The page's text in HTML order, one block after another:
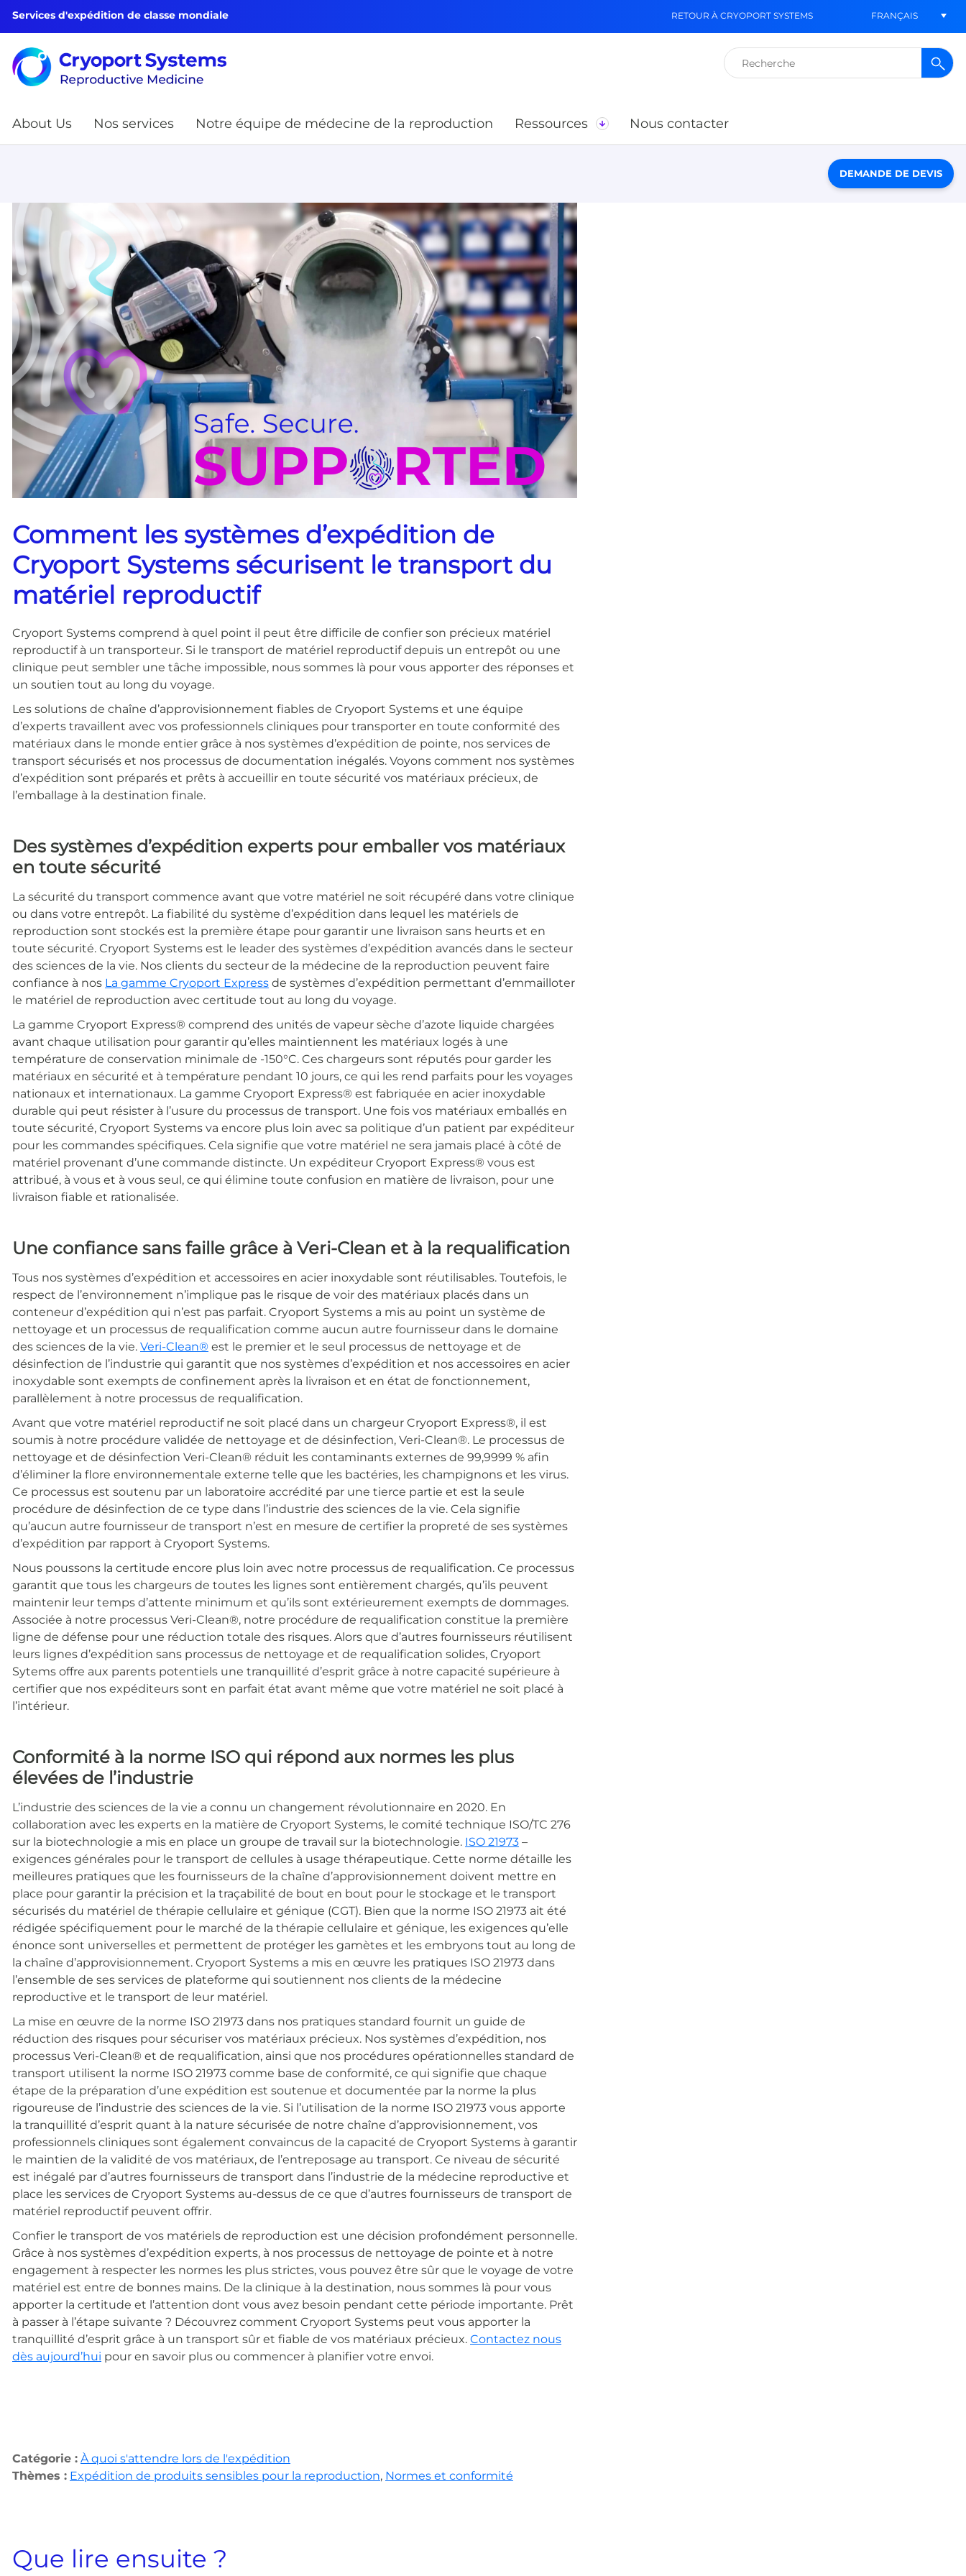
Services d'expédition de classe mondiale RETOUR À CRYOPORT SYSTEMS FRANÇAIS
Rechercher :
About Us Nos services Notre équipe de médecine de la reproduction Ressources Nous contacter
DEMANDE DE DEVIS
Comment les systèmes d’expédition de
Cryoport Systems sécurisent le transport du
matériel reproductif
Cryoport Systems comprend à quel point il peut être difficile de confier son précieux matériel
reproductif à un transporteur. Si le transport de matériel reproductif depuis un entrepôt ou une
clinique peut sembler une tâche impossible, nous sommes là pour vous apporter des réponses et
un soutien tout au long du voyage.
Les solutions de chaîne d’approvisionnement fiables de Cryoport Systems et une équipe
d’experts travaillent avec vos professionnels cliniques pour transporter en toute conformité des
matériaux dans le monde entier grâce à nos systèmes d’expédition de pointe, nos services de
transport sécurisés et nos processus de documentation inégalés. Voyons comment nos systèmes
d’expédition sont préparés et prêts à accueillir en toute sécurité vos matériaux précieux, de
l’emballage à la destination finale.
Des systèmes d’expédition experts pour emballer vos matériaux
en toute sécurité
La sécurité du transport commence avant que votre matériel ne soit récupéré dans votre clinique
ou dans votre entrepôt. La fiabilité du système d’expédition dans lequel les matériels de
reproduction sont stockés est la première étape pour garantir une livraison sans heurts et en
toute sécurité. Cryoport Systems est le leader des systèmes d’expédition avancés dans le secteur
des sciences de la vie. Nos clients du secteur de la médecine de la reproduction peuvent faire
confiance à nos La gamme Cryoport Express de systèmes d’expédition permettant d’emmailloter
le matériel de reproduction avec certitude tout au long du voyage.
La gamme Cryoport Express® comprend des unités de vapeur sèche d’azote liquide chargées
avant chaque utilisation pour garantir qu’elles maintiennent les matériaux logés à une
température de conservation minimale de -150°C. Ces chargeurs sont réputés pour garder les
matériaux en sécurité et à température pendant 10 jours, ce qui les rend parfaits pour les voyages
nationaux et internationaux. La gamme Cryoport Express® est fabriquée en acier inoxydable
durable qui peut résister à l’usure du processus de transport. Une fois vos matériaux emballés en
toute sécurité, Cryoport Systems va encore plus loin avec sa politique d’un patient par expéditeur
pour les commandes spécifiques. Cela signifie que votre matériel ne sera jamais placé à côté de
matériel provenant d’une commande distincte. Un expéditeur Cryoport Express® vous est
attribué, à vous et à vous seul, ce qui élimine toute confusion en matière de livraison, pour une
livraison fiable et rationalisée.
Une confiance sans faille grâce à Veri-Clean et à la requalification
Tous nos systèmes d’expédition et accessoires en acier inoxydable sont réutilisables. Toutefois, le
respect de l’environnement n’implique pas le risque de voir des matériaux placés dans un
conteneur d’expédition qui n’est pas parfait. Cryoport Systems a mis au point un système de
nettoyage et un processus de requalification comme aucun autre fournisseur dans le domaine
des sciences de la vie. Veri-Clean® est le premier et le seul processus de nettoyage et de
désinfection de l’industrie qui garantit que nos systèmes d’expédition et nos accessoires en acier
inoxydable sont exempts de confinement après la livraison et en état de fonctionnement,
parallèlement à notre processus de requalification.
Avant que votre matériel reproductif ne soit placé dans un chargeur Cryoport Express®, il est
soumis à notre procédure validée de nettoyage et de désinfection, Veri-Clean®. Le processus de
nettoyage et de désinfection Veri-Clean® réduit les contaminants externes de 99,9999 % afin
d’éliminer la flore environnementale externe telle que les bactéries, les champignons et les virus.
Ce processus est soutenu par un laboratoire accrédité par une tierce partie et est la seule
procédure de désinfection de ce type dans l’industrie des sciences de la vie. Cela signifie
qu’aucun autre fournisseur de transport n’est en mesure de certifier la propreté de ses systèmes
d’expédition par rapport à Cryoport Systems.
Nous poussons la certitude encore plus loin avec notre processus de requalification. Ce processus
garantit que tous les chargeurs de toutes les lignes sont entièrement chargés, qu’ils peuvent
maintenir leur temps d’attente minimum et qu’ils sont extérieurement exempts de dommages.
Associée à notre processus Veri-Clean®, notre procédure de requalification constitue la première
ligne de défense pour une réduction totale des risques. Alors que d’autres fournisseurs réutilisent
leurs lignes d’expédition sans processus de nettoyage et de requalification solides, Cryoport
Sytems offre aux parents potentiels une tranquillité d’esprit grâce à notre capacité supérieure à
certifier que nos expéditeurs sont en parfait état avant même que votre matériel ne soit placé à
l’intérieur.
Conformité à la norme ISO qui répond aux normes les plus
élevées de l’industrie
L’industrie des sciences de la vie a connu un changement révolutionnaire en 2020. En
collaboration avec les experts en la matière de Cryoport Systems, le comité technique ISO/TC 276
sur la biotechnologie a mis en place un groupe de travail sur la biotechnologie. ISO 21973 –
exigences générales pour le transport de cellules à usage thérapeutique. Cette norme détaille les
meilleures pratiques que les fournisseurs de la chaîne d’approvisionnement doivent mettre en
place pour garantir la précision et la traçabilité de bout en bout pour le stockage et le transport
sécurisés du matériel de thérapie cellulaire et génique (CGT). Bien que la norme ISO 21973 ait été
rédigée spécifiquement pour le marché de la thérapie cellulaire et génique, les exigences qu’elle
énonce sont universelles et permettent de protéger les gamètes et les embryons tout au long de
la chaîne d’approvisionnement. Cryoport Systems a mis en œuvre les pratiques ISO 21973 dans
l’ensemble de ses services de plateforme qui soutiennent nos clients de la médecine
reproductive et le transport de leur matériel.
La mise en œuvre de la norme ISO 21973 dans nos pratiques standard fournit un guide de
réduction des risques pour sécuriser vos matériaux précieux. Nos systèmes d’expédition, nos
processus Veri-Clean® et de requalification, ainsi que nos procédures opérationnelles standard de
transport utilisent la norme ISO 21973 comme base de conformité, ce qui signifie que chaque
étape de la préparation d’une expédition est soutenue et documentée par la norme la plus
rigoureuse de l’industrie des sciences de la vie. Si l’utilisation de la norme ISO 21973 vous apporte
la tranquillité d’esprit quant à la nature sécurisée de notre chaîne d’approvisionnement, vos
professionnels cliniques sont également convaincus de la capacité de Cryoport Systems à garantir
le maintien de la validité de vos matériaux, de l’entreposage au transport. Ce niveau de sécurité
est inégalé par d’autres fournisseurs de transport dans l’industrie de la médecine reproductive et
place les services de Cryoport Systems au-dessus de ce que d’autres fournisseurs de transport de
matériel reproductif peuvent offrir.
Confier le transport de vos matériels de reproduction est une décision profondément personnelle.
Grâce à nos systèmes d’expédition experts, à nos processus de nettoyage de pointe et à notre
engagement à respecter les normes les plus strictes, vous pouvez être sûr que le voyage de votre
matériel est entre de bonnes mains. De la clinique à la destination, nous sommes là pour vous
apporter la certitude et l’attention dont vous avez besoin pendant cette période importante. Prêt
à passer à l’étape suivante ? Découvrez comment Cryoport Systems peut vous apporter la
tranquillité d’esprit grâce à un transport sûr et fiable de vos matériaux précieux. Contactez nous
dès aujourd’hui pour en savoir plus ou commencer à planifier votre envoi.
Catégorie : À quoi s'attendre lors de l'expédition
Thèmes : Expédition de produits sensibles pour la reproduction, Normes et conformité
Que lire ensuite ?